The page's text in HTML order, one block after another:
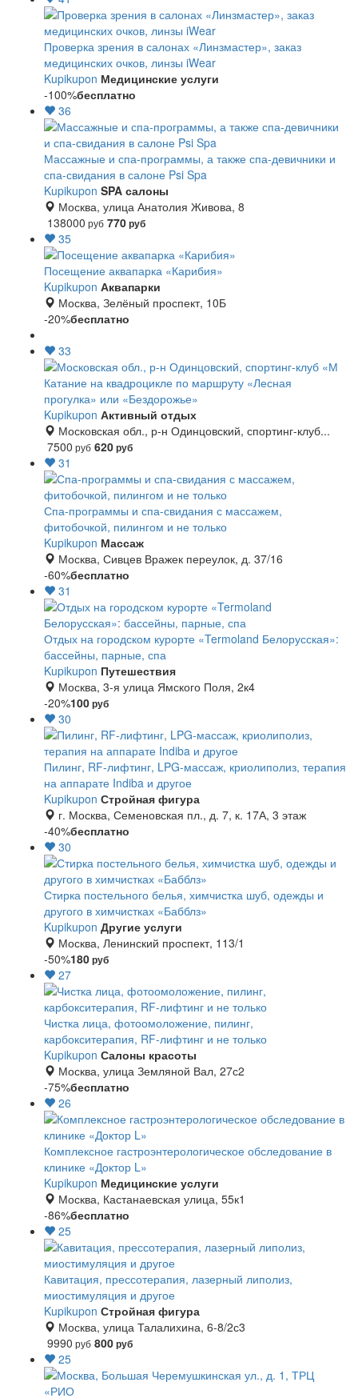
Проверка зрения в салонах «Линзмастер», заказ
медицинских очков, линзы iWear
Kupikupon Медицинские услуги
-100%бесплатно
36
Массажные и спа-программы, а также спа-девичники и
спа-свидания в салоне Psi Spa
Kupikupon SPA салоны
Москва, улица Анатолия Живова, 8
138000 руб 770руб
35
Посещение аквапарка «Карибия»
Kupikupon Аквапарки
Москва, Зелёный проспект, 10Б
-20%бесплатно
33
Катание на квадроцикле по маршруту «Лесная
прогулка» или «Бездорожье»
Kupikupon Активный отдых
Московская обл., р-н Одинцовский, спортинг-клуб...
7500 руб 620руб
31
Спа-программы и спа-свидания с массажем,
фитобочкой, пилингом и не только
Kupikupon Массаж
Москва, Сивцев Вражек переулок, д. 37/16
-60%бесплатно
31
Отдых на городском курорте «Termoland Белорусская»:
бассейны, парные, спа
Kupikupon Путешествия
Москва, 3-я улица Ямского Поля, 2к4
-20%100руб
30
Пилинг, RF-лифтинг, LPG-массаж, криолиполиз, терапия
на аппарате Indiba и другое
Kupikupon Стройная фигура
г. Москва, Семеновская пл., д. 7, к. 17А, 3 этаж
-40%бесплатно
30
Стирка постельного белья, химчистка шуб, одежды и
другого в химчистках «Бабблз»
Kupikupon Другие услуги
Москва, Ленинский проспект, 113/1
-50%180руб
27
Чистка лица, фотоомоложение, пилинг,
карбокситерапия, RF-лифтинг и не только
Kupikupon Салоны красоты
Москва, улица Земляной Вал, 27с2
-75%бесплатно
26
Комплексное гастроэнтерологическое обследование в
клинике «Доктор L»
Kupikupon Медицинские услуги
Москва, Кастанаевская улица, 55к1
-86%бесплатно
25
Кавитация, прессотерапия, лазерный липолиз,
миостимуляция и другое
Kupikupon Стройная фигура
Москва, улица Талалихина, 6-8/2с3
9990 руб 800руб
25